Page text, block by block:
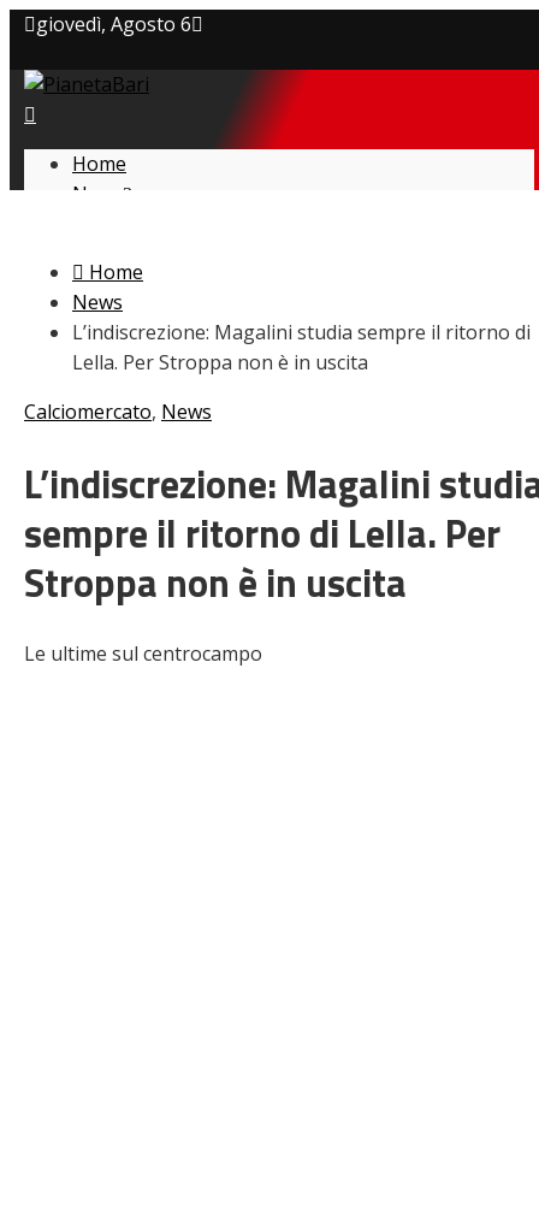
giovedì, Agosto 6
Privacy policy
Cookie Policy
Home
News
L’avversario
Giovanili
Le pagelle
Interviste
Focus
Serie B
Video
Home
News
L’indiscrezione: Magalini studia sempre il ritorno di
Lella. Per Stroppa non è in uscita
Calciomercato, News
L’indiscrezione: Magalini
sempre il ritorno di Lella. Per
Stroppa non è in uscita
Le ultime sul centrocampo